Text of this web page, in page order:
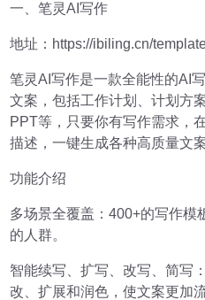
一、笔灵AI写作
地址：https://ibiling.cn/
笔灵AI写作是一款全能性的AI
文案，包括工作计划、计划方
PPT等，只要你有写作需求，
描述，一键生成各种高质量文
功能介绍
多场景全覆盖：400+的写作模
的人群。
智能续写、扩写、改写、简写
改、扩展和润色，使文案更加